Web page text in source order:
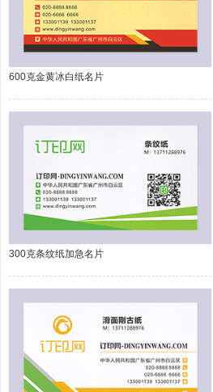
600克金黄冰白纸名片
300克条纹纸加急名片